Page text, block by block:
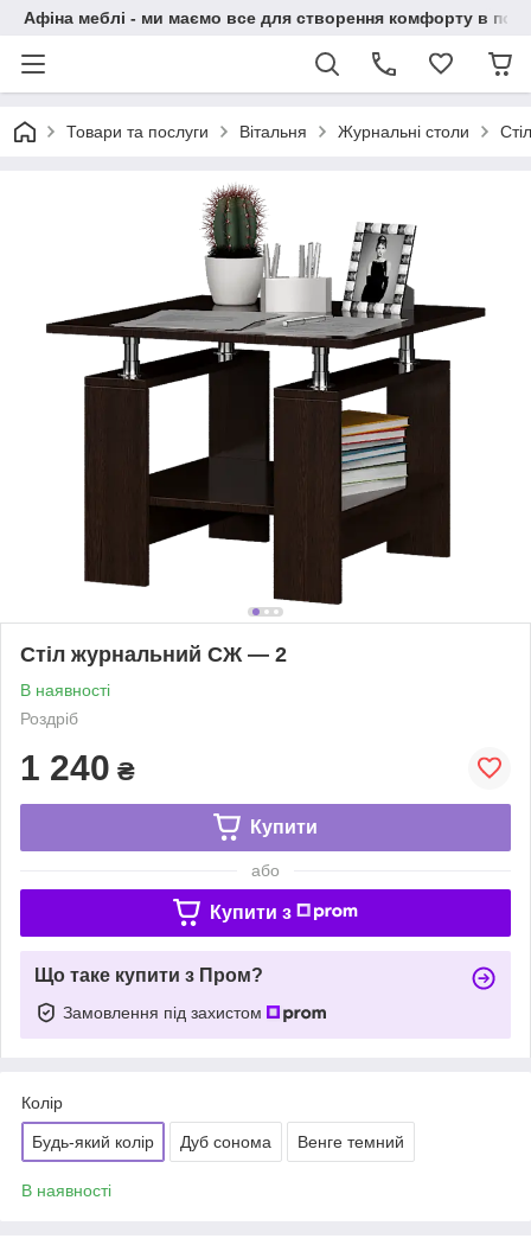
Афіна меблі - ми маємо все для створення комфорту в
Товари та послуги Вітальня Журнальні столи
Стіл журнальний СЖ — 2
В наявності
Роздріб
1 240 ₴
Купити
або
Купити з
Що таке купити з Пром?
Замовлення під захистом
Колір
Будь-який колір Дуб сонома Венге темний
В наявності